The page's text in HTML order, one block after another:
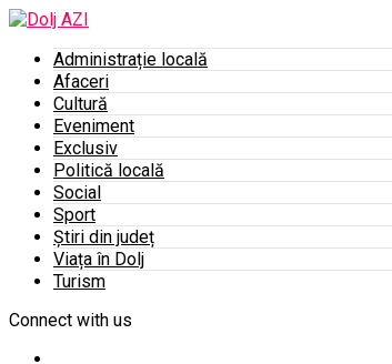
Administrație locală
Afaceri
Cultură
Eveniment
Exclusiv
Politică locală
Social
Sport
Știri din județ
Viața în Dolj
Turism
Connect with us